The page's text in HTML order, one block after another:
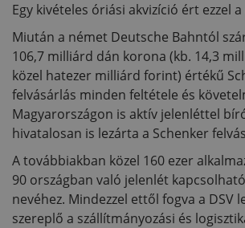
Egy kivételes óriási akvizíció ért ezzel a
Miután a német Deutsche Bahntól
106,7 milliárd dán korona (kb. 14,3
közel hatezer milliárd forint) értékű
felvásárlás minden feltétele és
Magyarországon is aktív jelenléttel
hivatalosan is lezárta a Schenker
A továbbiakban közel 160 ezer
90 országban való jelenlét
nevéhez. Mindezzel ettől fogva a DSV
szereplő a szállítmányozási és